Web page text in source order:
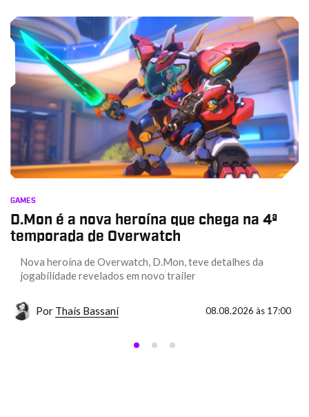
GAMES
D.Mon é a nova heroína que chega na 4ª
temporada de Overwatch
Nova heroína de Overwatch, D.Mon, teve detalhes da
jogabilidade revelados em novo trailer
Por Thais Bassani 08.08.2026 às 17:00